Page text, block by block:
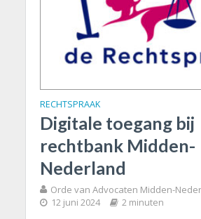
RECHTSPRAAK
Digitale toegang bij
rechtbank Midden-
Nederland
Orde van Advocaten Midden-
12 juni 2024 2 minuten